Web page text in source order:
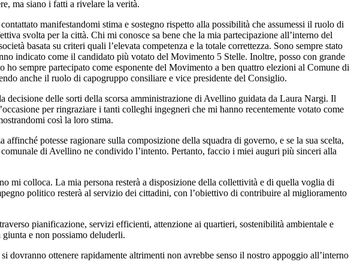
ma siano i fatti a rivelare la verità.
manifestandomi stima e sostegno rispetto alla possibilità che assumessi il ruolo di
svolta per la città. Chi mi conosce sa bene che la mia partecipazione all’interno del
basata su criteri quali l’elevata competenza e la totale correttezza. Sono sempre stato
indicato come il candidato più votato del Movimento 5 Stelle. Inoltre, posso con grande
sempre partecipato come esponente del Movimento a ben quattro elezioni al Comune di
anche il ruolo di capogruppo consiliare e vice presidente del Consiglio.
decisione delle sorti della scorsa amministrazione di Avellino guidata da Laura Nargi. Il
per ringraziare i tanti colleghi ingegneri che mi hanno recentemente votato come
così la loro stima.
potesse ragionare sulla composizione della squadra di governo, e se la sua scelta,
di Avellino ne condivido l’intento. Pertanto, faccio i miei auguri più sinceri alla
mi colloca. La mia persona resterà a disposizione della collettività e di quella voglia di
politico resterà al servizio dei cittadini, con l’obiettivo di contribuire al miglioramento
pianificazione, servizi efficienti, attenzione ai quartieri, sostenibilità ambientale e
e non possiamo deluderli.
ottenere rapidamente altrimenti non avrebbe senso il nostro appoggio all’interno